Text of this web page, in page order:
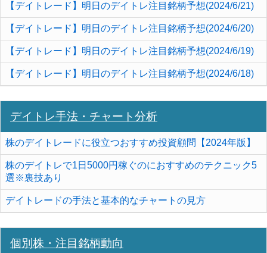
【デイトレード】明日のデイトレ注目銘柄予想(2024/6/21)
【デイトレード】明日のデイトレ注目銘柄予想(2024/6/20)
【デイトレード】明日のデイトレ注目銘柄予想(2024/6/19)
【デイトレード】明日のデイトレ注目銘柄予想(2024/6/18)
デイトレ手法・チャート分析
株のデイトレードに役立つおすすめ投資顧問【2024年版】
株のデイトレで1日5000円稼ぐのにおすすめのテクニック5
選※裏技あり
デイトレードの手法と基本的なチャートの見方
個別株・注目銘柄動向